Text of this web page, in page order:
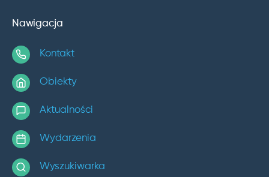
Nawigacja
Kontakt
Obiekty
Aktualności
Wydarzenia
Wyszukiwarka